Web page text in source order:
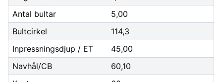
Antal bultar
5,00
Bultcirkel
114,3
Inpressningsdjup / ET
45,00
Navhål/CB
60,10